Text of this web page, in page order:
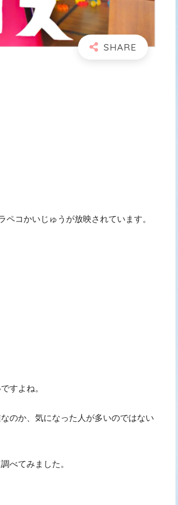
ペコかいじゅうが放映されています。
すよね。
のか、気になった人が多いのではない
べてみました。